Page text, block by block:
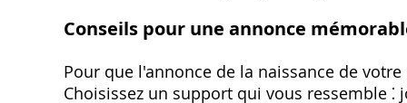
Conseils pour une annonce
Pour que l'annonce de la naissance de
Choisissez un support qui vous ressemble